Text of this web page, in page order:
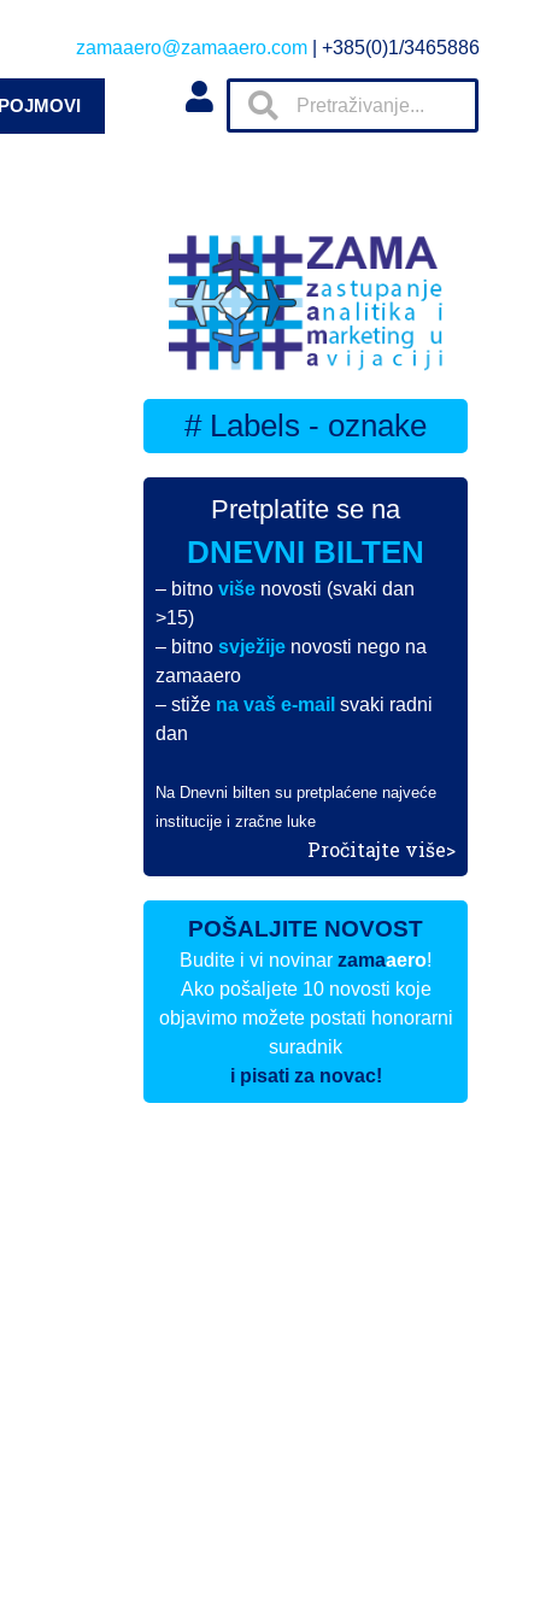
zamaaero@zamaaero.com | +385(0)1/3465886
# Labels - oznake
Pretplatite se na
DNEVNI BILTEN
– bitnoviše novosti (svaki dan
>15)
– bitnosvježije novosti nego na
zamaaero
– stiže na vaš e-mail svaki radni
dan
Na Dnevni bilten su pretplaćene najveće
institucije i zračne luke
Pročitajte više>
POŠALJITE NOVOST
Budite i vi novinarzamaaero!
Ako pošaljete 10 novosti koje
objavimo možete postati honorarni
suradnik
i pisati za novac!